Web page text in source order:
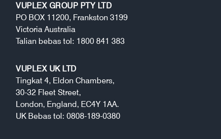
VUPLEX GROUP PTY LTD
PO BOX 11200, Frankston 3199
Victoria Australia
Talian bebas tol: 1800 841 383
VUPLEX UK LTD
Tingkat 4, Eldon Chambers,
30-32 Fleet Street,
London, England, EC4Y 1AA.
UK Bebas tol: 0808-189-0380